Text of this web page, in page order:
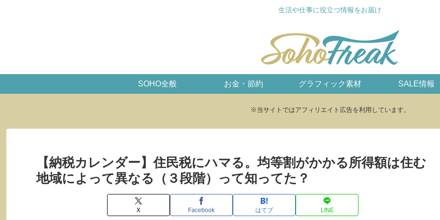
生活や仕事に役立つ情報をお届け
SOHO全般 お金・節約 グラフィック素材 SALE情報
※当サイトではアフィリエイト広告を利用しています。
【納税カレンダー】住民税にハマる。均等割がかかる所得額は住む
地域によって異なる（３段階）って知ってた？
X Facebook はてブ LINE